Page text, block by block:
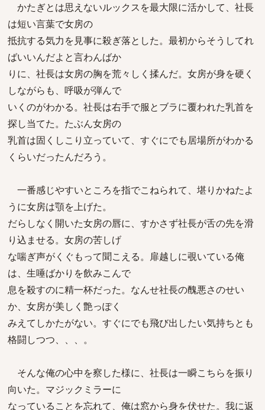
かたぎとは思えないルックスを最大限に活かして、社長
は短い言葉で女房の
抵抗する気力を見事に殺ぎ落とした。最初からそうしてれ
ばいいんだよと言わんばか
りに、社長は女房の胸を荒々しく揉んだ。女房が身を硬く
しながらも、呼吸が弾んで
いくのがわかる。社長は右手で服とブラに覆われた乳首を
探し当てた。たぶん女房の
乳首は固くしこり立っていて、すぐにでも居場所がわかる
くらいだったんだろう。
一番感じやすいところを指でこねられて、堪りかねたよ
うに女房は顎を上げた。
だらしなく開いた女房の唇に、すかさず社長が舌の先を滑
り込ませる。女房の苦しげ
な喘ぎ声がくぐもって聞こえる。扉越しに覗いている俺
は、生唾ばかりを飲みこんで
息を殺すのに精一杯だった。なんせ社長の醜悪さのせい
か、女房が美しく艶っぽく
みえてしかたがない。すぐにでも飛び出したい気持ちとも
格闘しつつ、、、。
そんな俺の心中を察した様に、社長は一瞬こちらを振り
向いた。マジックミラーに
なっていることを忘れて、俺は窓から身を伏せた。我に返